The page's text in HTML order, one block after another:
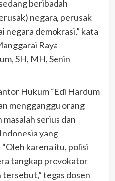
beribadah
negara, perusak
negara demokrasi,” kata
Raya
SH, MH, Senin
Hukum “Edi Hardum
mengganggu orang
serius dan
yang
karena itu, polisi
tangkap provokator
tegas dosen